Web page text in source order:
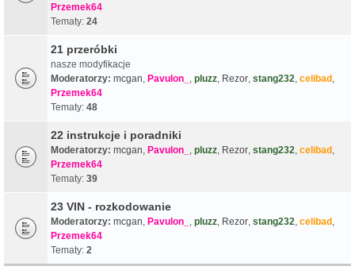
Przemek64
Tematy: 24
21 przeróbki
nasze modyfikacje
Moderatorzy: mcgan, Pavulon_ , pluzz, Rezor, stang232, celibad,
Przemek64
Tematy: 48
22 instrukcje i poradniki
Moderatorzy: mcgan, Pavulon_ , pluzz, Rezor, stang232, celibad,
Przemek64
Tematy: 39
23 VIN - rozkodowanie
Moderatorzy: mcgan, Pavulon_ , pluzz, Rezor, stang232, celibad,
Przemek64
Tematy: 2